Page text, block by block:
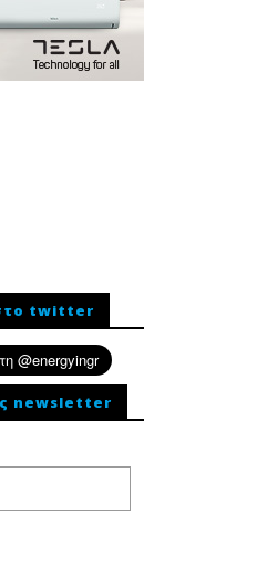
twitter
newsletter